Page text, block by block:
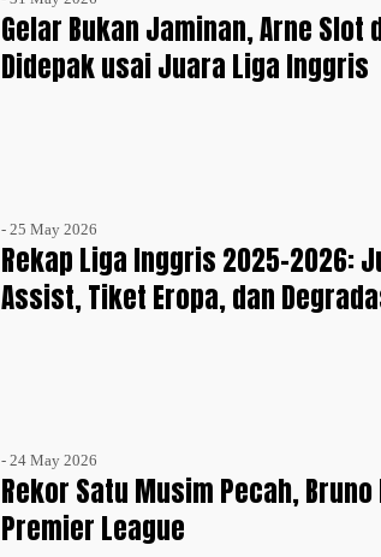
Gelar Bukan Jaminan, Arne Slot
Didepak usai Juara Liga Inggris
- 25 May 2026
Rekap Liga Inggris 2025-2026:
Assist, Tiket Eropa, dan
- 24 May 2026
Rekor Satu Musim Pecah,
Premier League